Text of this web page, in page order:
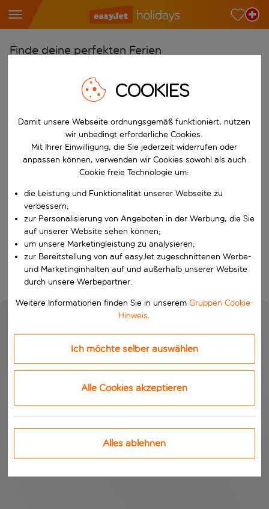
Finde deine perfekten Ferien
Wähle deine Flughäfen
Beginne mit der Eingabe für die automatische
Reiseziele finden
Nach
W&auml;hle ein Ab- und R&uuml;ckflugdatum aus.
Wähle deine Reisedaten
Wann
Wer
Suchen
COOKIES
Damit unsere Webseite ordnungsgemäß funktioniert, nutzen
wir unbedingt erforderliche Cookies.
Mit Ihrer Einwilligung, die Sie jederzeit widerrufen oder
anpassen können, verwenden wir Cookies sowohl als auch
Cookie freie Technologie um:
die Leistung und Funktionalität unserer Webseite zu
verbessern;
zur Personalisierung von Angeboten in der Werbung, die Sie
auf unserer Website sehen können;
um unsere Marketingleistung zu analysieren;
zur Bereitstellung von auf easyJet zugeschnittenen Werbe-
und Marketinginhalten auf und außerhalb unserer Website
durch unsere Werbepartner.
Weitere Informationen finden Sie in unserem Gruppen Cookie-
Hinweis.
Ich möchte selber auswählen
Alle Cookies akzeptieren
Alles ablehnen